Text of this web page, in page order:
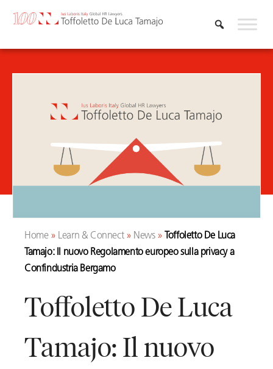
Home» Learn & Connect» News»
Toffoletto De Luca
Tamajo: Il nuovo Regolamento europeo sulla privacy a
Confindustria Bergamo
Toffoletto De Luca
Tamajo: Il nuovo